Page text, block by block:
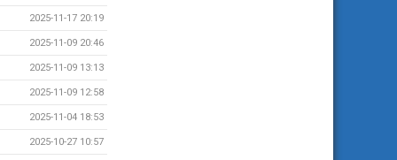
2025-11-17 20:19
2025-11-09 20:46
2025-11-09 13:13
2025-11-09 12:58
2025-11-04 18:53
2025-10-27 10:57